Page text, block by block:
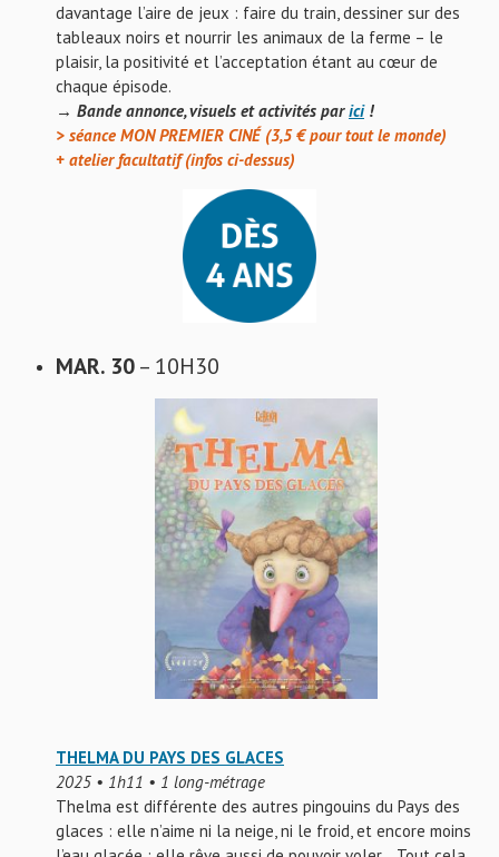
davantage l’aire de jeux : faire du train, dessiner sur des
tableaux noirs et nourrir les animaux de la ferme – le
plaisir, la positivité et l’acceptation étant au cœur de
chaque épisode.
→ Bande annonce, visuels et activités parici!
> séance MON PREMIER CINÉ (3,5 € pour tout le monde)
+ atelier facultatif (infos ci-dessus)
MAR. 30– 10H30
THELMA DU PAYS DES GLACES
2025 • 1h11 • 1 long-métrage
Thelma est différente des autres pingouins du Pays des
glaces : elle n’aime ni la neige, ni le froid, et encore moins